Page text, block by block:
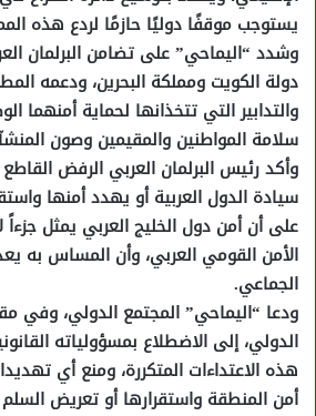
يستوجب موقفًا دوليًا حازمًا لردع هذه
وشدد “اليماحي” على تضامن البرلمان
دولة الكويت ومملكة البحرين، ودعمه
والتدابير التي تتخذانها لحماية أمنهما
سلامة المواطنين والمقيمين وصون
وأكد رئيس البرلمان العربي الرفض
سيادة الدول العربية أو يهدد أمنها
على أن أمن دول الخليج العربي يمثل
الأمن القومي العربي، وأن المساس به
الجماعي.
ودعا “اليماحي” المجتمع الدولي، وفي
الدولي، إلى الاضطلاع بمسؤولياته
هذه الاعتداءات المتكررة، ومنع أي
أمن المنطقة واستقرارها أو تعريض السلم